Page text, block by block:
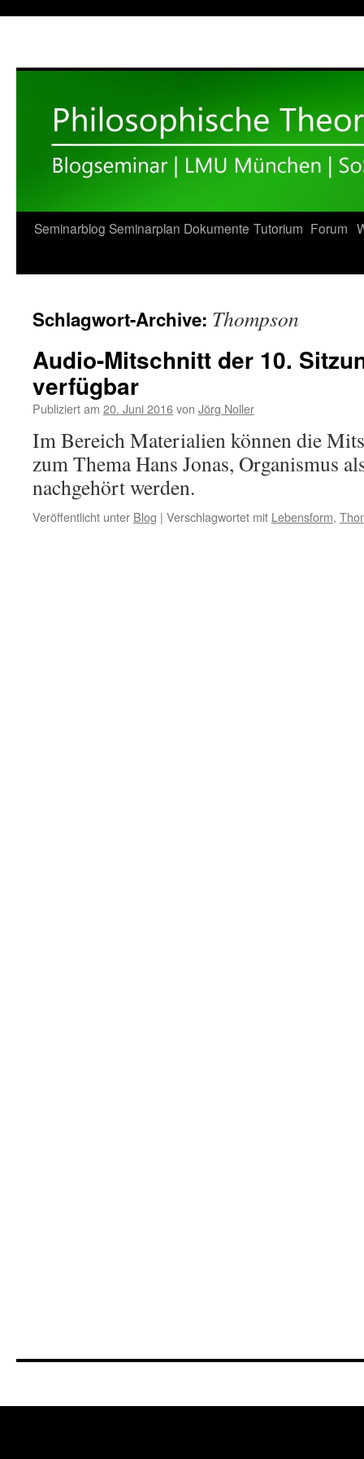
Zum
Seminarblog Seminarplan Dokumente Tutorium Forum
Schlagwort-Archive: Thompson
Audio-Mitschnitt der 10.
verfügbar
Publiziert am 20. Juni 2016von Jörg Noller
Im Bereich Materialien können die
zum Thema Hans Jonas, Organismus
nachgehört werden.
Veröffentlicht unter Blog | Verschlagwortet mit Lebensform,